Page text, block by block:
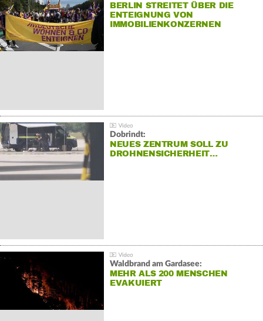
BERLIN STREITET ÜBER DIE
ENTEIGNUNG VON
IMMOBILIENKONZERNEN
Dobrindt:
NEUES ZENTRUM SOLL ZU
DROHNENSICHERHEIT…
Waldbrand am Gardasee:
MEHR ALS 200 MENSCHEN
EVAKUIERT